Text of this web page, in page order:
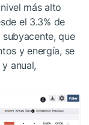
más alto
el 3.3% de
que
y energía, se
anual,